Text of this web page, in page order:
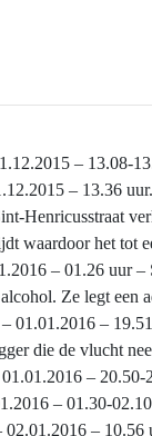
– 13.08-
– 13.36
Henricusstraat
waardoor het tot
– 01.26 uur –
Ze legt een
– 01.01.2016 –
die de vlucht
– 20.50-
– 01.30-
02.01.2016 – 10.56